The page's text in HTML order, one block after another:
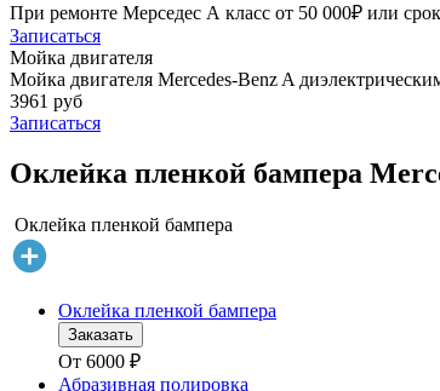
При ремонте Мерседес А класс от 50 000₽ или
Записаться
Мойка двигателя
Мойка двигателя Mercedes-Benz A
3961 руб
Записаться
Оклейка пленкой бампера
Оклейка пленкой бампера
Оклейка пленкой бампера
Заказать
От 6000 ₽
Абразивная полировка